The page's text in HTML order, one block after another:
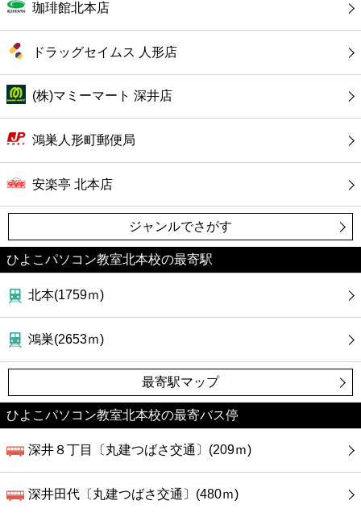
ファミレス
ファーストフード
カフェ
ショッピング
銀行
公共
病院
ホテル
珈琲館北本店
ドラッグセイムス 人形店
(株)マミーマート 深井店
鴻巣人形町郵便局
安楽亭 北本店
ジャンルでさがす
ひよこパソコン教室北本校の最寄駅
北本(1759ｍ)
鴻巣(2653ｍ)
最寄駅マップ
ひよこパソコン教室北本校の最寄バス停
深井８丁目〔丸建つばさ交通〕(209ｍ)
深井田代〔丸建つばさ交通〕(480ｍ)